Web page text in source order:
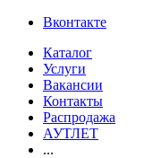
Вконтакте
Каталог
Услуги
Вакансии
Контакты
Распродажа
АУТЛЕТ
...